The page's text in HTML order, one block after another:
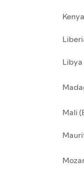
Libya
Mali